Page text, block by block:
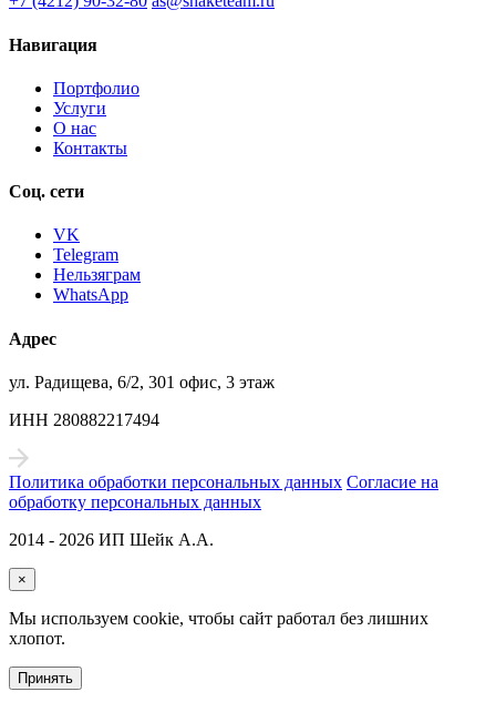
Навигация
Портфолио
Услуги
О нас
Контакты
Соц. сети
VK
Telegram
Нельзяграм
WhatsApp
Адрес
ул. Радищева, 6/2, 301 офис, 3 этаж
ИНН 280882217494
Политика обработки персональных данных Согласие на
обработку персональных данных
2014 - 2026 ИП Шейк А.А.
×
Мы используем cookie, чтобы сайт работал без лишних
хлопот.
Принять